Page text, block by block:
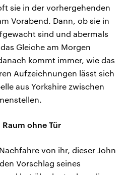
sie in der vorhergehenden
Vorabend. Dann, ob sie in
sind und abermals
Gleiche am Morgen
kommt immer, wie das
Aufzeichnungen lässt sich
aus Yorkshire zwischen
Raum ohne Tür
von ihr, dieser John
Vorschlag seines